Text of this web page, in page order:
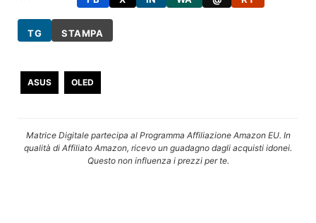
TG STAMPA
ASUS OLED
Matrice Digitale partecipa al Programma Affiliazione Amazon EU. In
qualità di Affiliato Amazon, ricevo un guadagno dagli acquisti idonei.
Questo non influenza i prezzi per te.